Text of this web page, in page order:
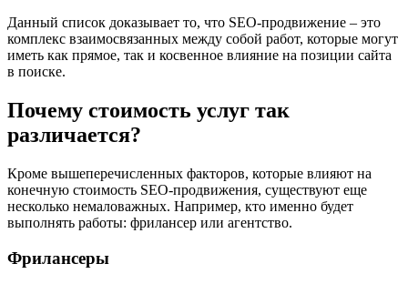
Данный список доказывает то, что SEO-продвижение – это
комплекс взаимосвязанных между собой работ, которые могут
иметь как прямое, так и косвенное влияние на позиции сайта
в поиске.
Почему стоимость услуг так
различается?
Кроме вышеперечисленных факторов, которые влияют на
конечную стоимость SEO-продвижения, существуют еще
несколько немаловажных. Например, кто именно будет
выполнять работы: фрилансер или агентство.
Фрилансеры